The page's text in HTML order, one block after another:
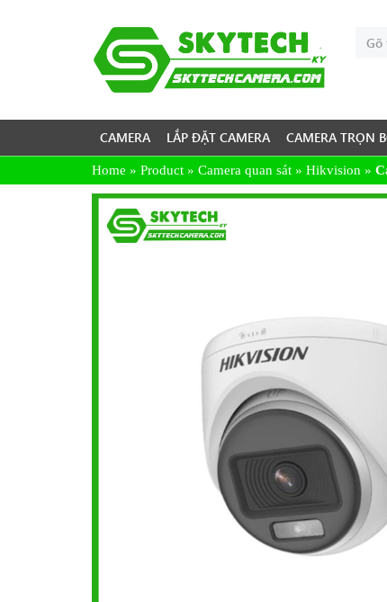
CAMERA LẮP ĐẶT CAMERA CAMERA TRỌN
Home » Product » Camera quan sát » Hikvision »